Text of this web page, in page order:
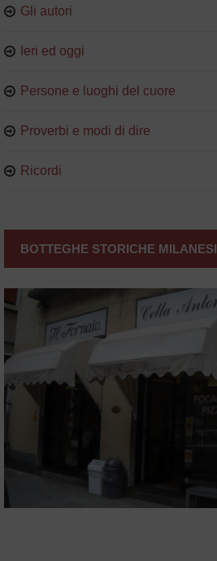
Gli autori
Ieri ed oggi
Persone e luoghi del cuore
Proverbi e modi di dire
Ricordi
BOTTEGHE STORICHE MILANESI